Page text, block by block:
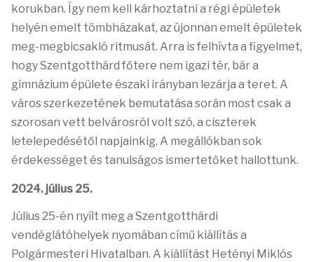
korukban. Így nem kell kárhoztatni a régi épületek
helyén emelt tömbházakat, az újonnan emelt épületek
meg-megbicsakló ritmusát. Arra is felhívta a figyelmet,
hogy Szentgotthárd főtere nem igazi tér, bár a
gimnázium épülete északi irányban lezárja a teret. A
város szerkezetének bemutatása során most csak a
szorosan vett belvárosról volt szó, a ciszterek
letelepedésétől napjainkig. A megállókban sok
érdekességet és tanulságos ismertetőket hallottunk.
2024. július 25.
Július 25-én nyílt meg a Szentgotthárdi
vendéglátóhelyek nyomában című kiállítás a
Polgármesteri Hivatalban. A kiállítást Hetényi Miklós